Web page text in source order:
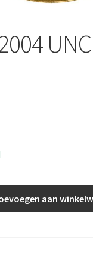
UNC
aan